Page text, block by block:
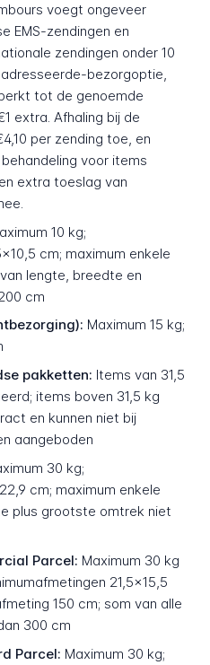
voegt ongeveer
EMS-zendingen en
zendingen onder 10
bezorgoptie,
tot de genoemde
extra. Afhaling bij de
per zending toe, en
voor items
extra toeslag van
10 kg;
cm; maximum enkele
lengte, breedte en
cm
Maximum 15 kg;
pakketten: Items van 31,5
items boven 31,5 kg
en kunnen niet bij
aangeboden
30 kg;
cm; maximum enkele
plus grootste omtrek niet
Parcel: Maximum 30 kg
21,5×15,5
150 cm; som van alle
300 cm
Parcel: Maximum 30 kg;